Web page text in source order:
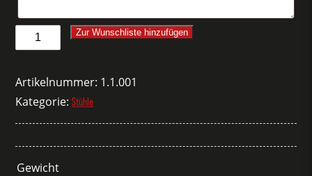
Stuhl
Catifa
Menge
Zur Wunschliste hinzufügen
Artikelnummer: 1.1.001
Kategorie:Stühle
Gewicht